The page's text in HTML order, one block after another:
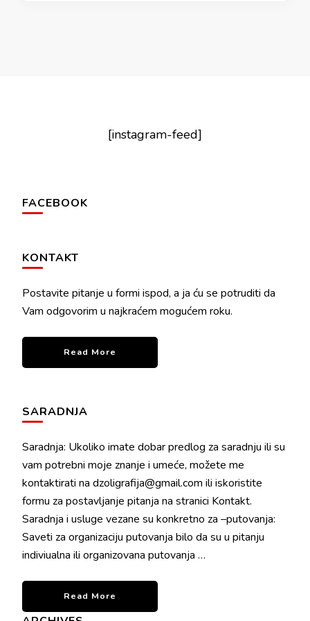
[instagram-feed]
FACEBOOK
KONTAKT
Postavite pitanje u formi ispod, a ja ću se potruditi da
Vam odgovorim u najkraćem mogućem roku.
Read More
SARADNJA
Saradnja: Ukoliko imate dobar predlog za saradnju ili su
vam potrebni moje znanje i umeće, možete me
kontaktirati na dzoligrafija@gmail.com ili iskoristite
formu za postavljanje pitanja na stranici Kontakt.
Saradnja i usluge vezane su konkretno za –putovanja:
Saveti za organizaciju putovanja bilo da su u pitanju
indiviualna ili organizovana putovanja …
Read More